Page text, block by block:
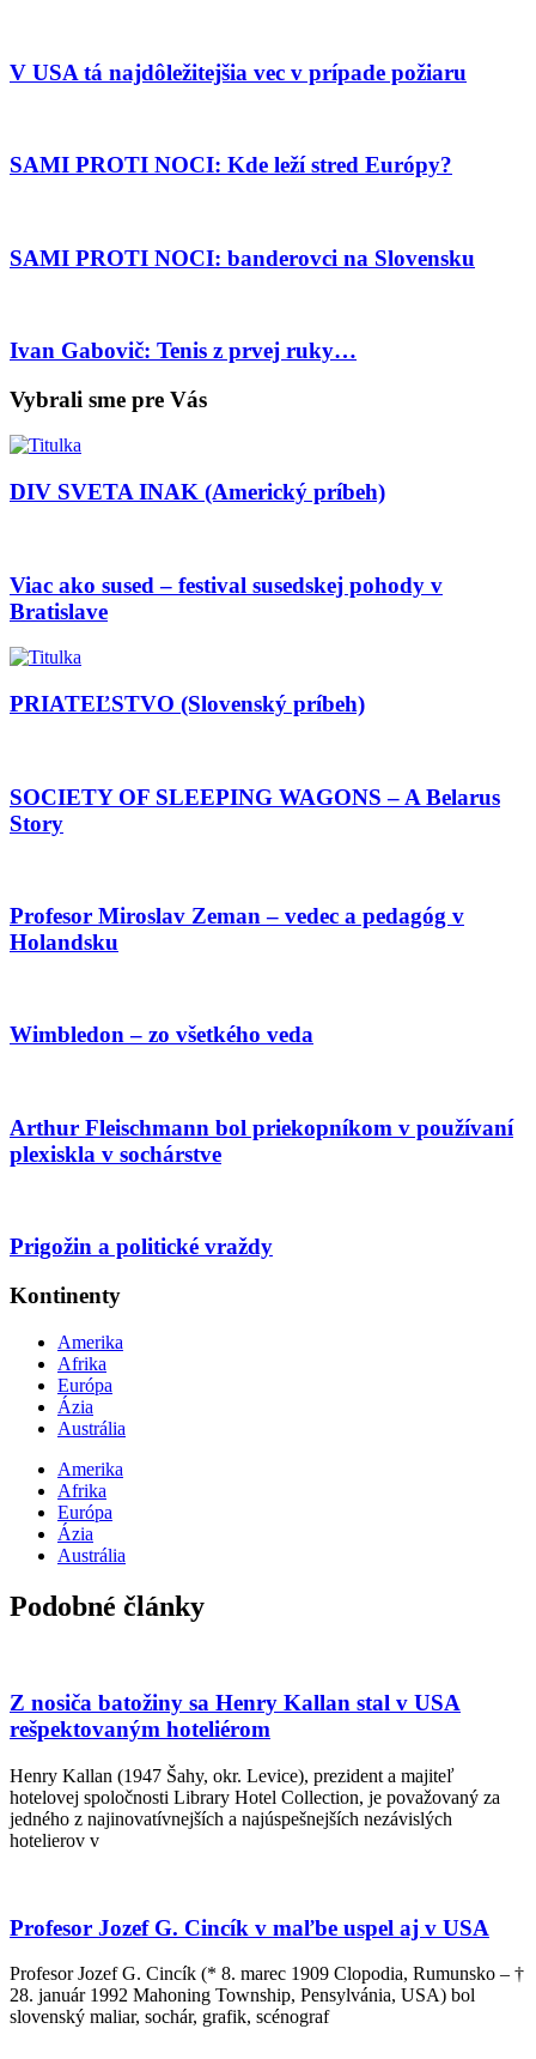
V USA tá najdôležitejšia vec v prípade požiaru
SAMI PROTI NOCI: Kde leží stred Európy?
SAMI PROTI NOCI: banderovci na Slovensku
Ivan Gabovič: Tenis z prvej ruky…
Vybrali sme pre Vás
DIV SVETA INAK (Americký príbeh)
Viac ako sused – festival susedskej pohody v
Bratislave
PRIATEĽSTVO (Slovenský príbeh)
SOCIETY OF SLEEPING WAGONS – A Belarus
Story
Profesor Miroslav Zeman – vedec a pedagóg v
Holandsku
Wimbledon – zo všetkého veda
Arthur Fleischmann bol priekopníkom v používaní
plexiskla v sochárstve
Prigožin a politické vraždy
Kontinenty
Amerika
Afrika
Európa
Ázia
Austrália
Amerika
Afrika
Európa
Ázia
Austrália
Podobné články
Z nosiča batožiny sa Henry Kallan stal v USA
rešpektovaným hoteliérom
Henry Kallan (1947 Šahy, okr. Levice), prezident a majiteľ
hotelovej spoločnosti Library Hotel Collection, je považovaný za
jedného z najinovatívnejších a najúspešnejších nezávislých
hotelierov v
Profesor Jozef G. Cincík v maľbe uspel aj v USA
Profesor Jozef G. Cincík (* 8. marec 1909 Clopodia, Rumunsko – †
28. január 1992 Mahoning Township, Pensylvánia, USA) bol
slovenský maliar, sochár, grafik, scénograf